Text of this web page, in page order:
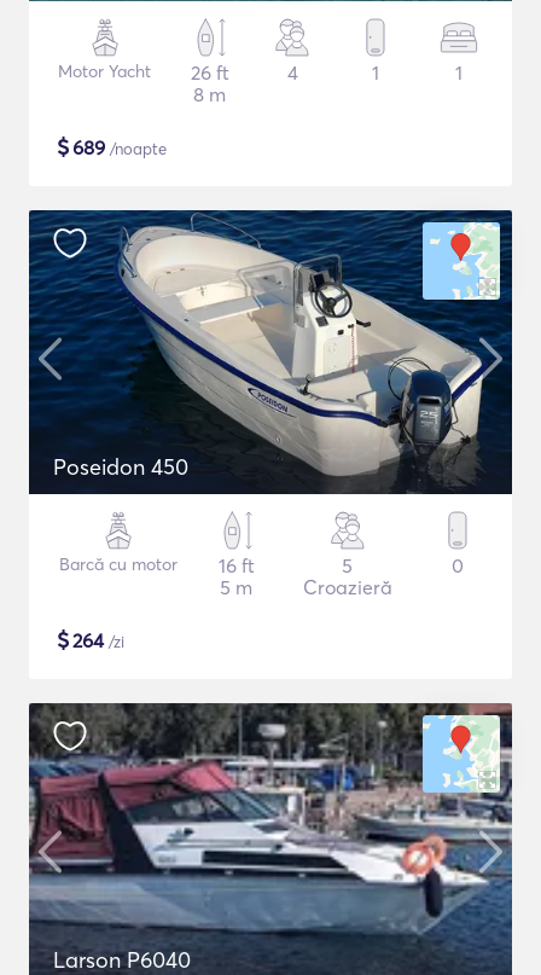
Motor Yacht
26 ft
8 m
4 1 1
$689 /noapte
Poseidon 450
Barcă cu motor
16 ft
5 m
5
Croazieră
0
$264/zi
Larson P6040